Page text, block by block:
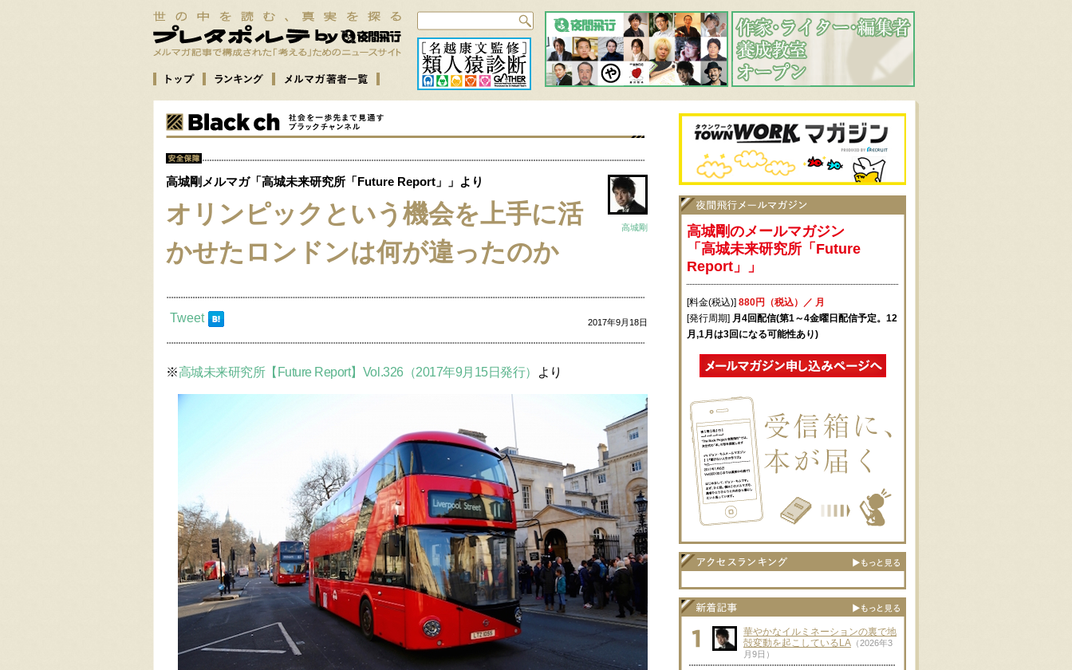
高城剛
高城剛メルマガ「高城未来研究所「Future Report」」より
オリンピックという機会を上手に活
かせたロンドンは何が違ったのか
2017年9月18日
Tweet
※高城未来研究所【Future Report】Vol.326（2017年9月15日発行） より
高城剛のメールマガジン
「高城未来研究所「Future
Report」」
[料金(税込)] 880円（税込）／ 月
[発行周期] 月4回配信(第1～4金曜日配信予定。12
月,1月は3回になる可能性あり)
華やかなイルミネーションの裏で地
殻変動を起こしているLA （2026年3
月9日）